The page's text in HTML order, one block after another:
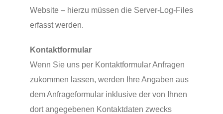
Website – hierzu müssen die Server-Log-Files
erfasst werden.
Kontaktformular
Wenn Sie uns per Kontaktformular Anfragen
zukommen lassen, werden Ihre Angaben aus
dem Anfrageformular inklusive der von Ihnen
dort angegebenen Kontaktdaten zwecks